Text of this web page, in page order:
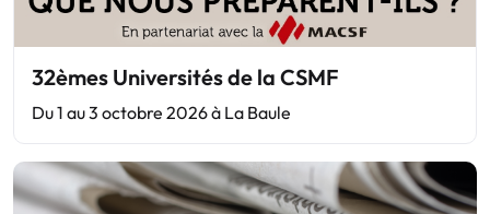
32èmes Universités de la CSMF
Du 1 au 3 octobre 2026 à La Baule